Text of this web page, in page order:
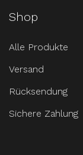
Shop
Alle Produkte
Versand
Rücksendung
Sichere Zahlung